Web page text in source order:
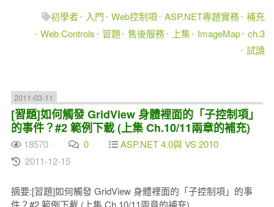
初學者
入門 Web控制項 ASP.NET專題實務 補充
Web Controls
習題 售後服務 上集 ImageMap ch.3
試讀
2011-03-11
[習題]如何觸發 GridView 身體裡面的「子控制項」
的事件？#2 範例下載 (上集 Ch.10/11兩章的補充)
18570 0
ASP.NET 4.0與 VS 2010
2011-12-15
摘要:[習題]如何觸發 GridView 身體裡面的「子控制項」的事
件？#2 範例下載 (上集 Ch.10/11兩章的補充)